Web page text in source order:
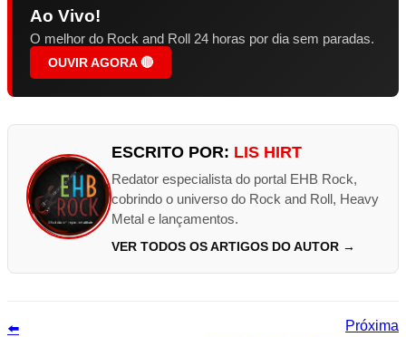
Ao Vivo!
O melhor do Rock and Roll 24 horas por dia sem paradas.
OUVIR AGORA 🔴
ESCRITO POR: LIS HIRT
Redator especialista do portal EHB Rock,
cobrindo o universo do Rock and Roll, Heavy
Metal e lançamentos.
VER TODOS OS ARTIGOS DO AUTOR →
⬅️